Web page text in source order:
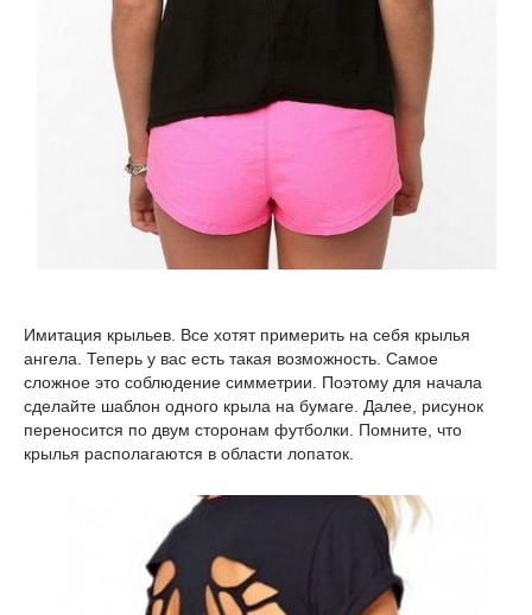
Имитация крыльев. Все хотят примерить на себя крылья
ангела. Теперь у вас есть такая возможность. Самое
сложное это соблюдение симметрии. Поэтому для начала
сделайте шаблон одного крыла на бумаге. Далее, рисунок
переносится по двум сторонам футболки. Помните, что
крылья располагаются в области лопаток.